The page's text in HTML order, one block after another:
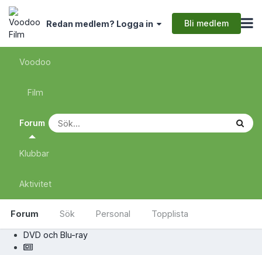
Redan medlem? Logga in Bli medlem
Voodoo
Film
Forum
Forum Sök Personal Topplista
Klubbar
Aktivitet
DVD och Blu-ray